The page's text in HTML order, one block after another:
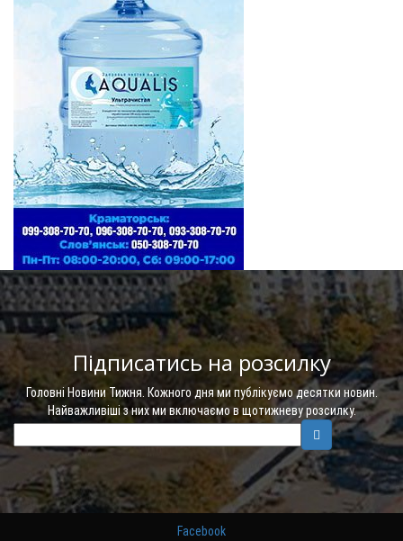
Підписатись на розсилку
Головні Новини Тижня. Кожного дня ми публікуємо десятки новин.
Найважливіші з них ми включаємо в щотижневу розсилку.
Facebook